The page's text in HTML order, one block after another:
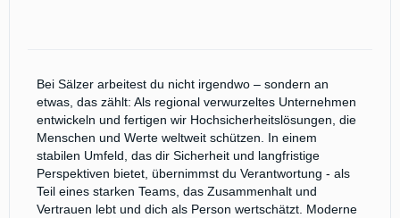
Bei Sälzer arbeitest du nicht irgendwo – sondern an
etwas, das zählt: Als regional verwurzeltes Unternehmen
entwickeln und fertigen wir Hochsicherheitslösungen, die
Menschen und Werte weltweit schützen. In einem
stabilen Umfeld, das dir Sicherheit und langfristige
Perspektiven bietet, übernimmst du Verantwortung - als
Teil eines starken Teams, das Zusammenhalt und
Vertrauen lebt und dich als Person wertschätzt. Moderne